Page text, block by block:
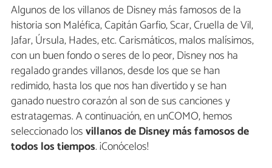
Algunos de los villanos de Disney más famosos de la
historia son Maléfica, Capitán Garfio, Scar, Cruella de Vil,
Jafar, Úrsula, Hades, etc. Carismáticos, malos malísimos,
con un buen fondo o seres de lo peor, Disney nos ha
regalado grandes villanos, desde los que se han
redimido, hasta los que nos han divertido y se han
ganado nuestro corazón al son de sus canciones y
estratagemas. A continuación, en unCOMO, hemos
seleccionado losvillanos de Disney más famosos de
todos los tiempos. ¡Conócelos!